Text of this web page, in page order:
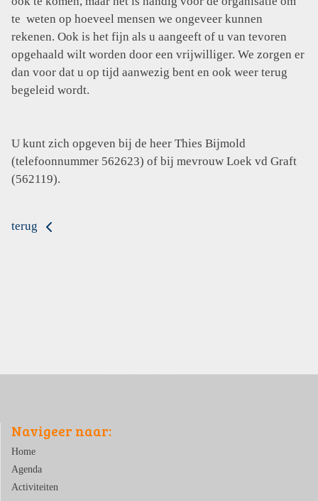
te weten op hoeveel mensen we ongeveer kunnen
rekenen. Ook is het fijn als u aangeeft of u van tevoren
opgehaald wilt worden door een vrijwilliger. We zorgen er
dan voor dat u op tijd aanwezig bent en ook weer terug
begeleid wordt.
U kunt zich opgeven bij de heer Thies Bijmold
(telefoonnummer 562623) of bij mevrouw Loek vd Graft
(562119).
terug
Navigeer naar:
Home
Agenda
Activiteiten